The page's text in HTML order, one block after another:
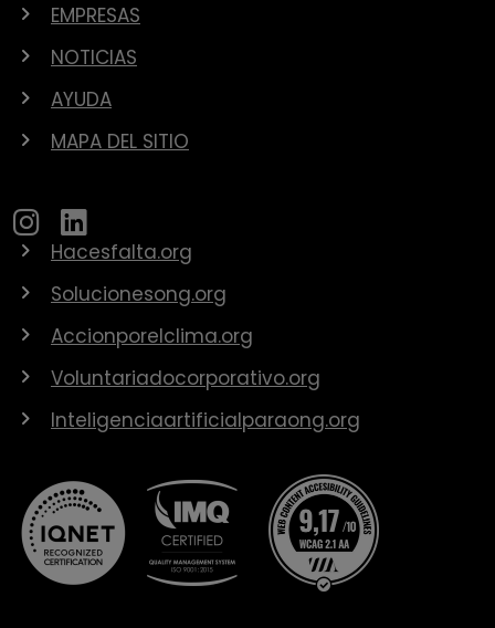
EMPRESAS
NOTICIAS
AYUDA
MAPA DEL SITIO
Hacesfalta.org
Solucionesong.org
Accionporelclima.org
Voluntariadocorporativo.org
Inteligenciaartificialparaong.org